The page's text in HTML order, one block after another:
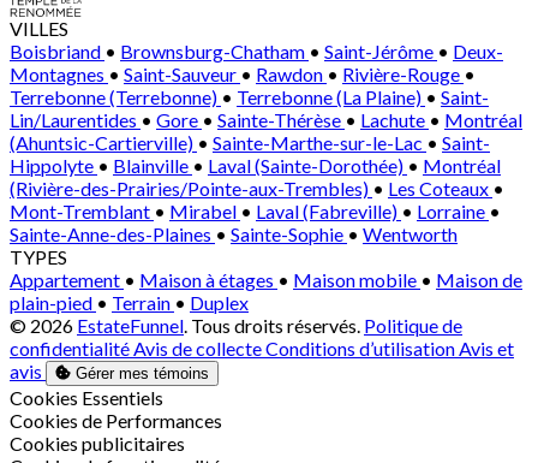
VILLES
Boisbriand • Brownsburg-Chatham • Saint-Jérôme • Deux-
Montagnes • Saint-Sauveur • Rawdon • Rivière-Rouge •
Terrebonne (Terrebonne) • Terrebonne (La Plaine) • Saint-
Lin/Laurentides • Gore • Sainte-Thérèse • Lachute • Montréal
(Ahuntsic-Cartierville) • Sainte-Marthe-sur-le-Lac • Saint-
Hippolyte • Blainville • Laval (Sainte-Dorothée) • Montréal
(Rivière-des-Prairies/Pointe-aux-Trembles) • Les Coteaux •
Mont-Tremblant • Mirabel • Laval (Fabreville) • Lorraine •
Sainte-Anne-des-Plaines • Sainte-Sophie • Wentworth
TYPES
Appartement • Maison à étages • Maison mobile • Maison de
plain-pied • Terrain • Duplex
© 2026 EstateFunnel . Tous droits réservés. Politique de
confidentialité Avis de collecteConditions d’utilisation Avis et
avis
Gérer mes témoins
Activer
Cookies Essentiels
Activer
Cookies de Performances
Activer
Cookies publicitaires